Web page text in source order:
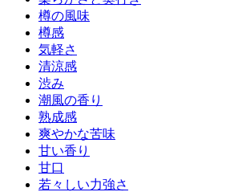
樽の風味
樽感
気軽さ
清涼感
渋み
潮風の香り
熟成感
爽やかな苦味
甘い香り
甘口
若々しい力強さ